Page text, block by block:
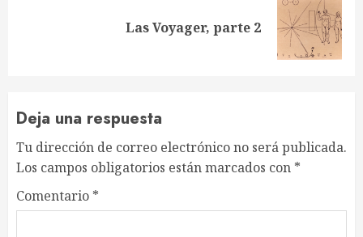
Las Voyager, parte 2
Deja una respuesta
Tu dirección de correo electrónico no será publicada.
Los campos obligatorios están marcados con *
Comentario *